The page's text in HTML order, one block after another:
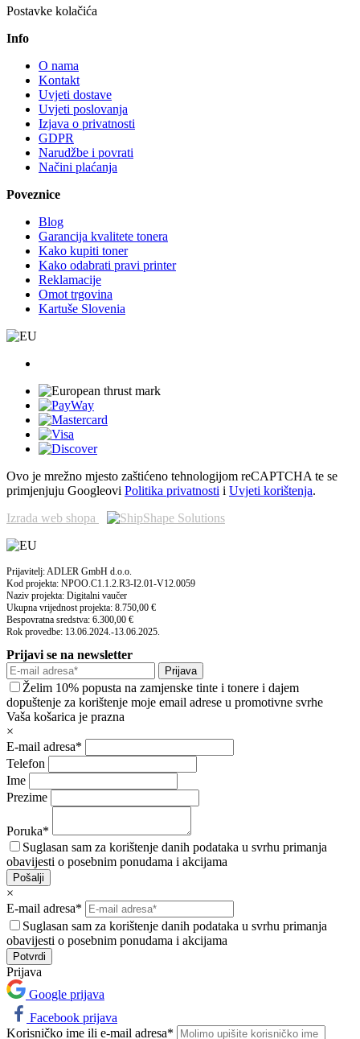
Postavke kolačića
Info
O nama
Kontakt
Uvjeti dostave
Uvjeti poslovanja
Izjava o privatnosti
GDPR
Narudžbe i povrati
Načini plaćanja
Poveznice
Blog
Garancija kvalitete tonera
Kako kupiti toner
Kako odabrati pravi printer
Reklamacije
Omot trgovina
Kartuše Slovenia
Ovo je mrežno mjesto zaštićeno tehnologijom reCAPTCHA te se
primjenjuju Googleovi Politika privatnosti i Uvjeti korištenja.
Izrada web shopa
Prijavitelj: ADLER GmbH d.o.o.
Kod projekta: NPOO.C1.1.2.R3-I2.01-V12.0059
Naziv projekta: Digitalni vaučer
Ukupna vrijednost projekta: 8.750,00 €
Bespovratna sredstva: 6.300,00 €
Rok provedbe: 13.06.2024.-13.06.2025.
Prijavi se na newsletter
Prijava
Želim 10% popusta na zamjenske tinte i tonere i dajem
dopuštenje za korištenje moje email adrese u promotivne svrhe
Vaša košarica je prazna
×
E-mail adresa*
Telefon
Ime
Prezime
Poruka*
Suglasan sam za korištenje danih podataka u svrhu primanja
obavijesti o posebnim ponudama i akcijama
Pošalji
×
E-mail adresa*
Suglasan sam za korištenje danih podataka u svrhu primanja
obavijesti o posebnim ponudama i akcijama
Prijava
Google prijava
Facebook prijava
Korisničko ime ili e-mail adresa*